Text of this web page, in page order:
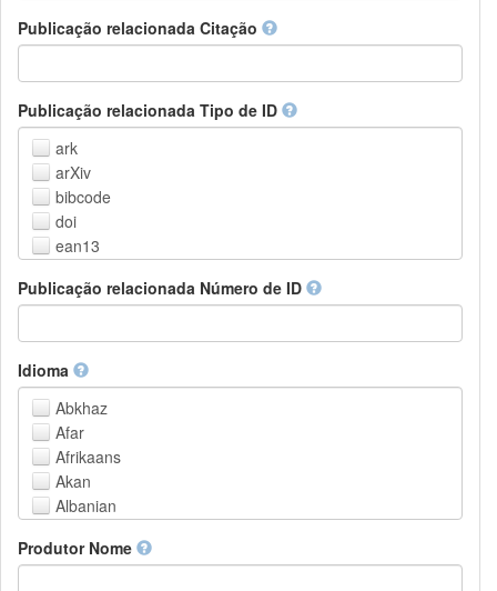
Ciências Sociais
Outros
Publicação relacionada Citação
Publicação relacionada Tipo de ID
ark
arXiv
bibcode
doi
ean13
handle
issn
istc
lissn
lsid
pmid
purl
upc
url
urn
DASH-NRS
Publicação relacionada Número de ID
Idioma
Abkhaz
Afar
Afrikaans
Akan
Albanian
Arabic
Produtor Nome